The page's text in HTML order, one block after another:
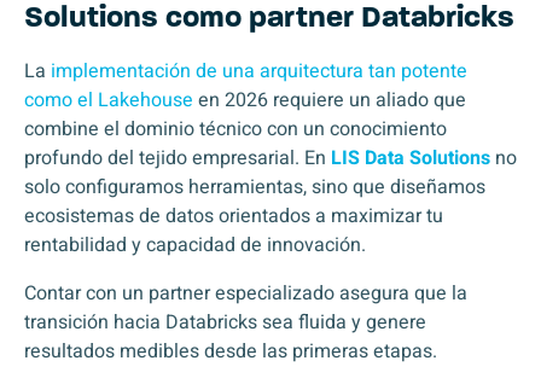
Solutions como partner Databricks
La implementación de una arquitectura tan potente
como el Lakehouse en 2026 requiere un aliado que
combine el dominio técnico con un conocimiento
profundo del tejido empresarial. En LIS Data Solutions no
solo configuramos herramientas, sino que diseñamos
ecosistemas de datos orientados a maximizar tu
rentabilidad y capacidad de innovación.
Contar con un partner especializado asegura que la
transición hacia Databricks sea fluida y genere
resultados medibles desde las primeras etapas.